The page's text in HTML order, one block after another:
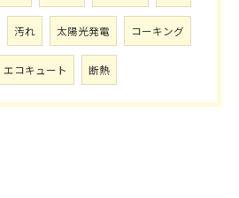
汚れ 太陽光発電 コーキング
エコキュート 断熱